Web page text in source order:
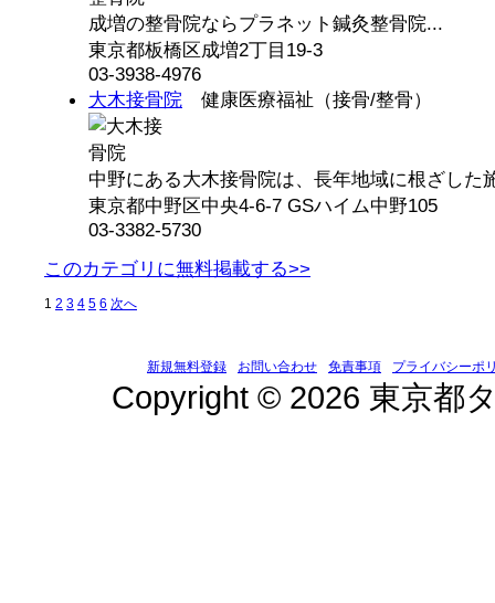
成増の整骨院ならプラネット鍼灸整骨院...
東京都板橋区成増2丁目19-3
03-3938-4976
大木接骨院 健康医療福祉（接骨/整骨）
中野にある大木接骨院は、長年地域に根ざした
東京都中野区中央4-6-7 GSハイム中野105
03-3382-5730
このカテゴリに無料掲載する>>
1 2 3 4 5 6 次へ
新規無料登録 お問い合わせ 免責事項 プライバシーポ
Copyright © 2026 東京都